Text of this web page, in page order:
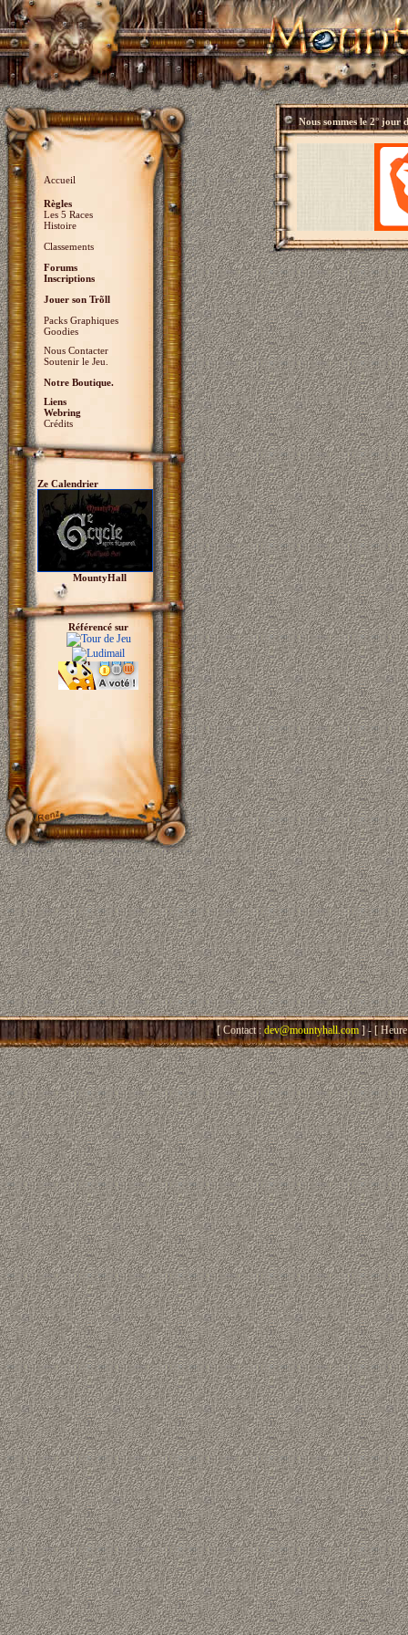
Accueil
Règles
Les 5 Races
Histoire
Classements
Forums
Inscriptions
Jouer son Trõll
Packs Graphiques
Goodies
Nous Contacter
Soutenir le Jeu.
Notre Boutique.
Liens
Webring
Crédits
Ze Calendrier
MountyHall
Référencé sur
Nous sommes le2° jour
[ Contact : dev@mountyhall.com] - [ Heure